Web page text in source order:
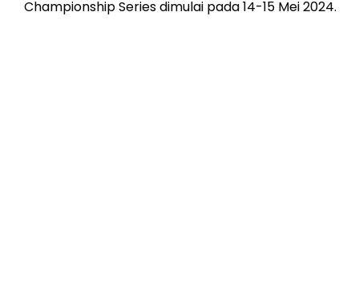
Championship Series dimulai pada 14-15 Mei 2024.